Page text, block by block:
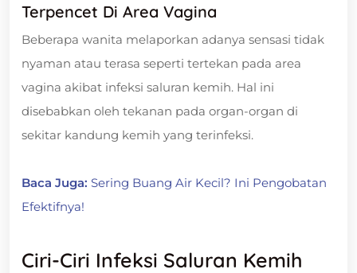
Terpencet Di Area Vagina
Beberapa wanita melaporkan adanya sensasi tidak
nyaman atau terasa seperti tertekan pada area
vagina akibat infeksi saluran kemih. Hal ini
disebabkan oleh tekanan pada organ-organ di
sekitar kandung kemih yang terinfeksi.
Baca Juga: Sering Buang Air Kecil? Ini Pengobatan
Efektifnya!
Ciri-Ciri Infeksi Saluran Kemih